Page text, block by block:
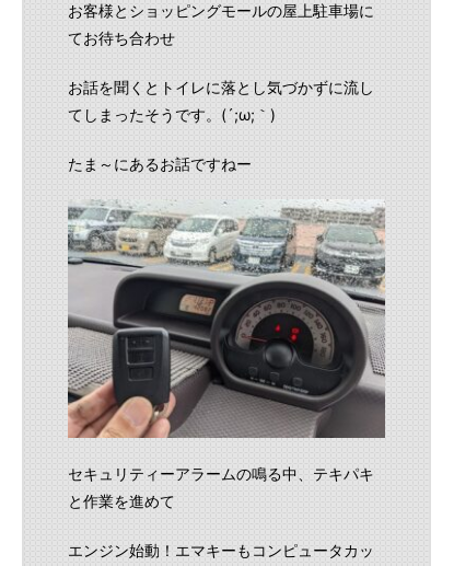
お客様とショッピングモールの屋上駐車場に
てお待ち合わせ
お話を聞くとトイレに落とし気づかずに流し
てしまったそうです。(´;ω;｀)
たま～にあるお話ですねー
セキュリティーアラームの鳴る中、テキパキ
と作業を進めて
エンジン始動！エマキーもコンピュータカッ